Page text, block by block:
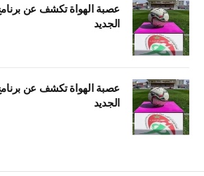
عصبة الهواة تكشف عن
الجديد
عصبة الهواة تكشف عن
الجديد